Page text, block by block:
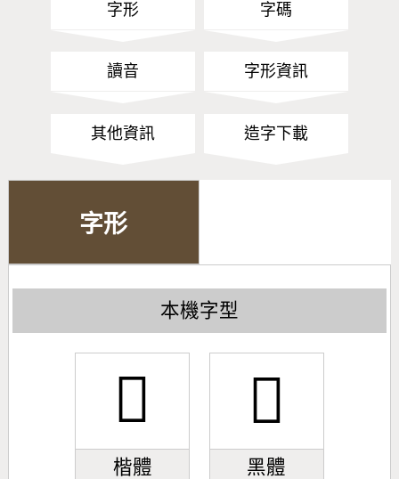
字形 字碼
讀音 字形資訊
其他資訊 造字下載
字形
本機字型
󰀍
楷體
󰀍
黑體